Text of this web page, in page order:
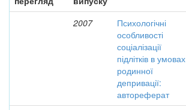
2007
Психологічні
особливості
соціалізації
підлітків в умовах
родинної
депривації:
автореферат